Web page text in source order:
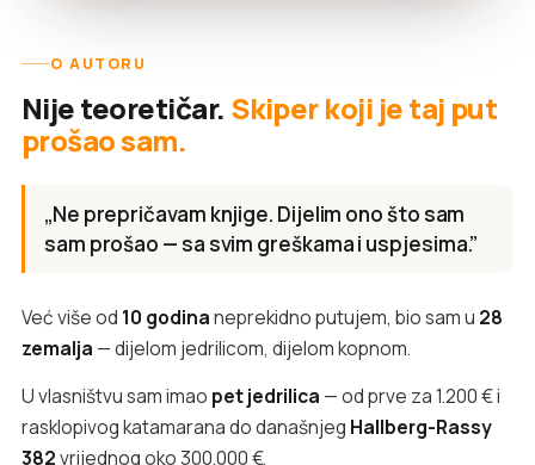
O AUTORU
Nije teoretičar. Skiper koji je taj put
prošao sam.
„Ne prepričavam knjige. Dijelim ono što sam
sam prošao — sa svim greškama i uspjesima.”
Već više od 10 godinaneprekidno putujem, bio sam u 28
zemalja — dijelom jedrilicom, dijelom kopnom.
U vlasništvu sam imao pet jedrilica — od prve za 1.200 € i
rasklopivog katamarana do današnjeg Hallberg-Rassy
382vrijednog oko 300.000 €.